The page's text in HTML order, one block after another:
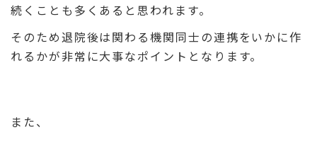
続くことも多くあると思われます。
そのため退院後は関わる機関同士の連携をいかに作
れるかが非常に大事なポイントとなります。
また、